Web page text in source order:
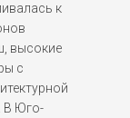
к
высокие
с
В Юго-